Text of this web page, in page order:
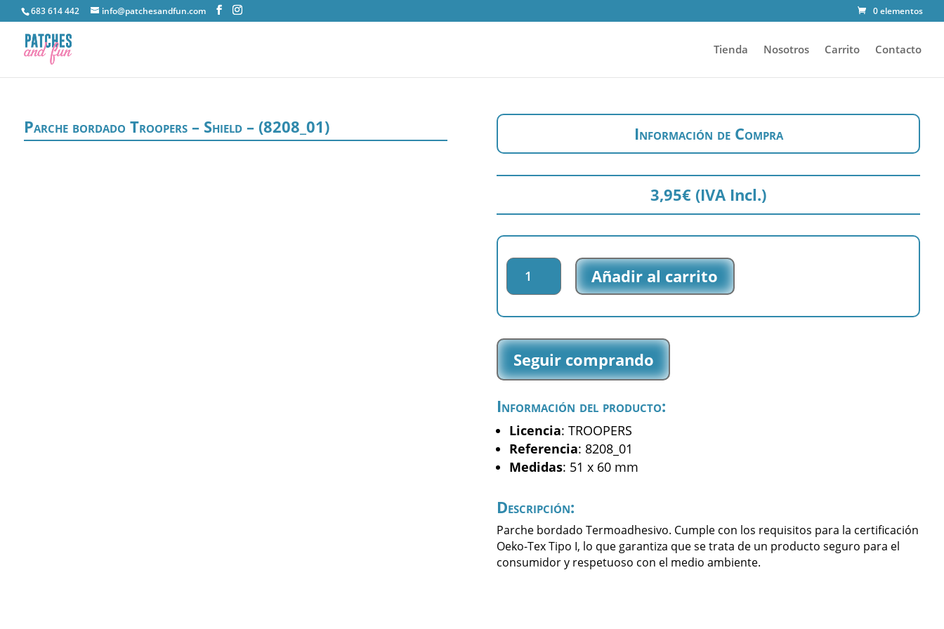
683 614 442 info@patchesandfun.com 0 elementos
Tienda Nosotros Carrito Contacto
Parche bordado Troopers – Shield – (8208_01) Información de Compra
3,95€ (IVA Incl.)
Parche
bordado
Troopers
-
-
(8208_01)
cantidad
Añadir al carrito
Seguir comprando
Información del producto:
Licencia: TROOPERS
Referencia: 8208_01
Medidas: 51 x 60 mm
Descripción:
Parche bordado Termoadhesivo. Cumple con los requisitos para la certificación
Oeko-Tex Tipo I, lo que garantiza que se trata de un producto seguro para el
consumidor y respetuoso con el medio ambiente.